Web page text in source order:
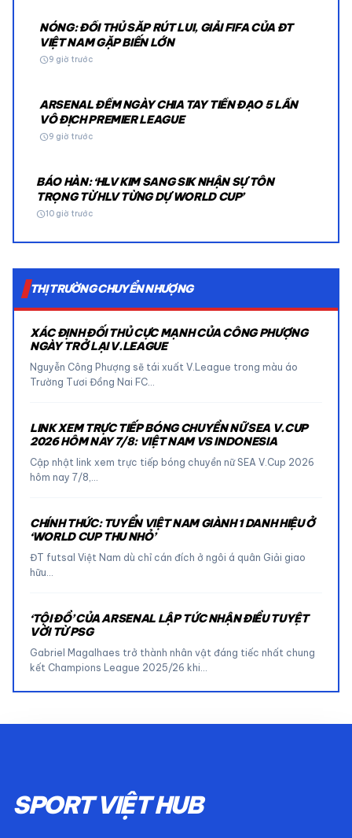
NÓNG: ĐỐI THỦ SẮP RÚT LUI, GIẢI FIFA CỦA ĐT
VIỆT NAM GẶP BIẾN LỚN
schedule9 giờ trước
ARSENAL ĐẾM NGÀY CHIA TAY TIỀN ĐẠO 5 LẦN
VÔ ĐỊCH PREMIER LEAGUE
schedule9 giờ trước
BÁO HÀN: ‘HLV KIM SANG SIK NHẬN SỰ TÔN
TRỌNG TỪ HLV TỪNG DỰ WORLD CUP’
schedule10 giờ trước
THỊ TRƯỜNG CHUYỂN NHƯỢNG
XÁC ĐỊNH ĐỐI THỦ CỰC MẠNH CỦA CÔNG PHƯỢNG
NGÀY TRỞ LẠI V.LEAGUE
Nguyễn Công Phượng sẽ tái xuất V.League trong màu áo
Trường Tươi Đồng Nai FC…
LINK XEM TRỰC TIẾP BÓNG CHUYỀN NỮ SEA V.CUP
2026 HÔM NAY 7/8: VIỆT NAM VS INDONESIA
Cập nhật link xem trực tiếp bóng chuyền nữ SEA V.Cup 2026
hôm nay 7/8,…
CHÍNH THỨC: TUYỂN VIỆT NAM GIÀNH 1 DANH HIỆU Ở
‘WORLD CUP THU NHỎ’
ĐT futsal Việt Nam dù chỉ cán đích ở ngôi á quân Giải giao
hữu…
‘TỘI ĐỒ’ CỦA ARSENAL LẬP TỨC NHẬN ĐIỀU TUYỆT
VỜI TỪ PSG
Gabriel Magalhaes trở thành nhân vật đáng tiếc nhất chung
kết Champions League 2025/26 khi…
SPORT VIỆT HUB